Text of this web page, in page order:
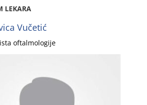
LEKARA
Vučetić
oftalmologije